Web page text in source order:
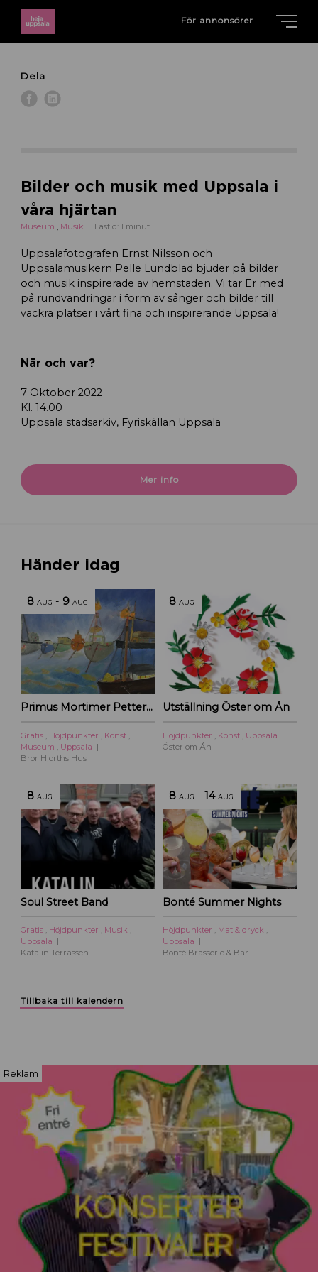
För annonsörer
Dela
Bilder och musik med Uppsala i
våra hjärtan
Museum , Musik Lästid: 1 minut
Uppsalafotografen Ernst Nilsson och
Uppsalamusikern Pelle Lundblad bjuder på bilder
och musik inspirerade av hemstaden. Vi tar Er med
på rundvandringar i form av sånger och bilder till
vackra platser i vårt fina och inspirerande Uppsala!
När och var?
7 Oktober 2022
Kl. 14.00
Uppsala stadsarkiv, Fyriskällan Uppsala
Mer info
Händer idag
8 AUG - 9 AUG
Primus Mortimer Pettersson
Gratis Höjdpunkter Konst
Museum
Uppsala
Bror Hjorths Hus
8 AUG
Utställning Öster om Ån
Höjdpunkter Konst
Uppsala
Öster om Ån
8 AUG
Soul Street Band
Gratis , Höjdpunkter , Musik ,
Uppsala
Katalin Terrassen
8 AUG -14 AUG
Bonté Summer Nights
Höjdpunkter , Mat & dryck ,
Uppsala
Bonté Brasserie & Bar
Tillbaka till kalendern
Reklam